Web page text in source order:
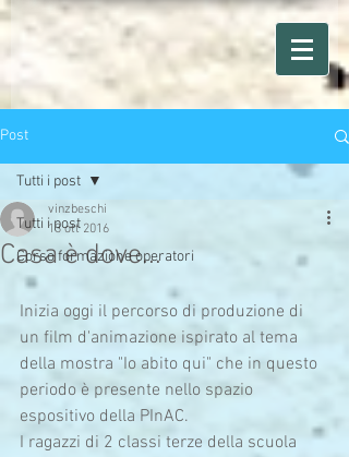
Post
Tutti i post
Corso formazione operatori
Tutti i post
Casa è dove...
vinzbeschi
13 ott 2016
Inizia oggi il percorso di produzione di
un film d'animazione ispirato al tema
della mostra "Io abito qui" che in questo
periodo è presente nello spazio
espositivo della PInAC.
I ragazzi di 2 classi terze della scuola